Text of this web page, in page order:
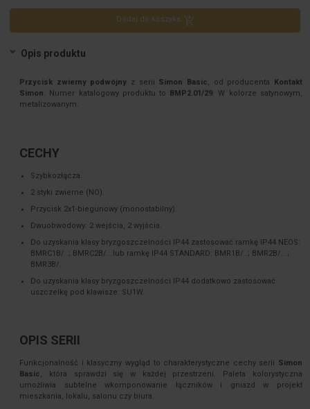
Dodaj do koszyka
Opis produktu
Przycisk zwierny podwójny z serii Simon Basic, od producenta
Kontakt
Simon. Numer katalogowy produktu to BMP2.01/29. W kolorze satynowym,
metalizowanym.
CECHY
Szybkozłącza.
2 styki zwierne (NO).
Przycisk 2x1-biegunowy (monostabilny).
Dwuobwodowy: 2 wejścia, 2 wyjścia.
Do uzyskania klasy bryzgoszczelności IP44 zastosować ramkę IP44 NEOS:
BMRC1B/..; BMRC2B/...lub ramkę IP44 STANDARD: BMR1B/..; BMR2B/...;
BMR3B/..
Do uzyskania klasy bryzgoszczelności IP44 dodatkowo zastosować
uszczelkę pod klawisze: SU1W.
OPIS SERII
Funkcjonalność i klasyczny wygląd to charakterystyczne cechy serii Simon
Basic, która sprawdzi się w każdej przestrzeni. Paleta kolorystyczna
umożliwia subtelne wkomponowanie łączników i gniazd w projekt
mieszkania, lokalu, salonu czy biura.